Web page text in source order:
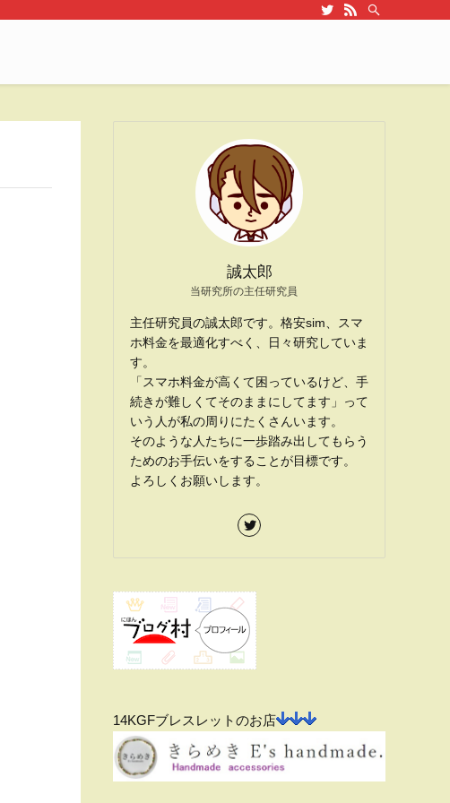
誠太郎
当研究所の主任研究員
主任研究員の誠太郎です。格安sim、スマ
ホ料金を最適化すべく、日々研究していま
す。
「スマホ料金が高くて困っているけど、手
続きが難しくてそのままにしてます」って
いう人が私の周りにたくさんいます。
そのような人たちに一歩踏み出してもらう
ためのお手伝いをすることが目標です。
よろしくお願いします。
14KGFブレスレットのお店